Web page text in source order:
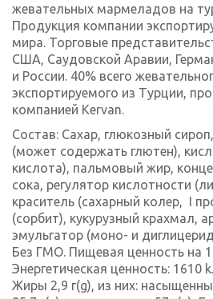
жевательных мармеладов на
Продукция компании
мира. Торговые
США, Саудовской Аравии,
и России. 40% всего
экспортируемого из Турции,
компанией Kervan.
Состав: Сахар, глюкозный
(может содержать глютен),
кислота), пальмовый жир,
сока, регулятор кислотности
краситель (сахарный колер, I
(сорбит), кукурузный крахмал,
эмульгатор (моно- и
Без ГМО. Пищевая ценность на
Энергетическая ценность: 1610
Жиры 2,9 г(g), из них: